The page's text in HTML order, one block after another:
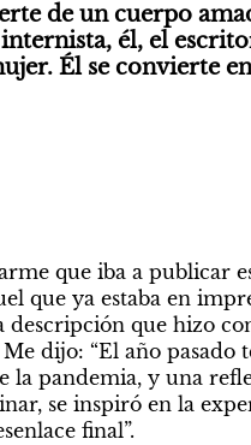
de un cuerpo
él, el
Él se convierte
que iba a publicar
que ya estaba en
descripción que hizo
Me dijo: “El año pasado
la pandemia, y una
se inspiró en la
final”.